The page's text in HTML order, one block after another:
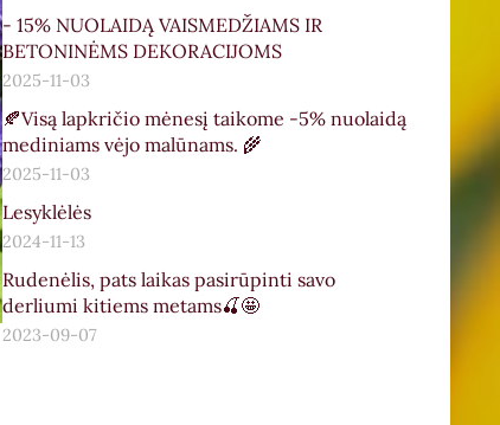
- 15% NUOLAIDĄ VAISMEDŽIAMS IR
BETONINĖMS DEKORACIJOMS
2025-11-03
🍂Visą lapkričio mėnesį taikome -5% nuolaidą
mediniams vėjo malūnams. 🌾
2025-11-03
Lesyklėlės
2024-11-13
Rudenėlis, pats laikas pasirūpinti savo
derliumi kitiems metams🍒🤩
2023-09-07